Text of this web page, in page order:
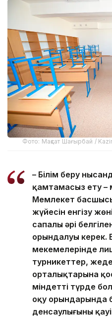
Фото: Мақсат Шағырбай /
– Білім беру
қамтамасыз ету –
Мемлекет
жүйесін енгізу
сапалы әрі
орындалуы керек.
мекемелерінде
турникеттер,
орталықтарына
міндетті түрде
оқу орындарында
денсаулығының